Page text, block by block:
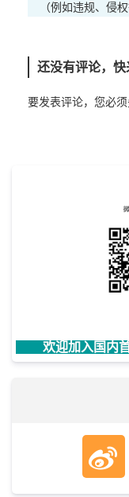
（例如违规、侵
还没有评论，快
要发表评论，您必
欢迎加入国内